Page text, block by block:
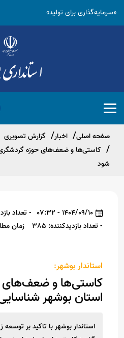
«سرمایه‌گذاری برای تولید»
صفحه اصلی اخبار
گزارش تصویری
کاستی‌ها و ضعف‌های حوزه
شود
1404/09/10 - 07:32
- تعداد
- تعداد بازدیدکننده: 385
زمان مطالعه
استاندار بوشهر:
کاستی‌ها و ضعف‌های
استان بوشهر
استاندار بوشهر با تاکید بر